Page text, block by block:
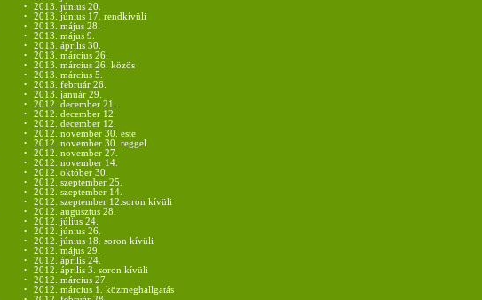
• 2013. június 20.
• 2013. június 17. rendkívüli
• 2013. május 28.
• 2013. május 9.
• 2013. április 30.
• 2013. március 26.
• 2013. március 26. közös
• 2013. március 5.
• 2013. február 26.
• 2013. január 29.
• 2012. december 21.
• 2012. december 12.
• 2012. december 12.
• 2012. november 30. este
• 2012. november 30. reggel
• 2012. november 27.
• 2012. november 14.
• 2012. október 30.
• 2012. szeptember 25.
• 2012. szeptember 14.
• 2012. szeptember 12.soron kívüli
• 2012. augusztus 28.
• 2012. július 24.
• 2012. június 26.
• 2012. június 18. soron kívüli
• 2012. május 29.
• 2012. április 24.
• 2012. április 3. soron kívüli
• 2012. március 27.
• 2012. március 1. közmeghallgatás